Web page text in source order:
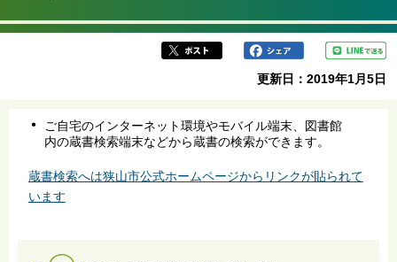
か
更新日：2019年1月5日
ご自宅のインターネット環境やモバイル端末、図書館
内の蔵書検索端末などから蔵書の検索ができます。
蔵書検索へは狭山市公式ホームページからリンクが貼られて
います